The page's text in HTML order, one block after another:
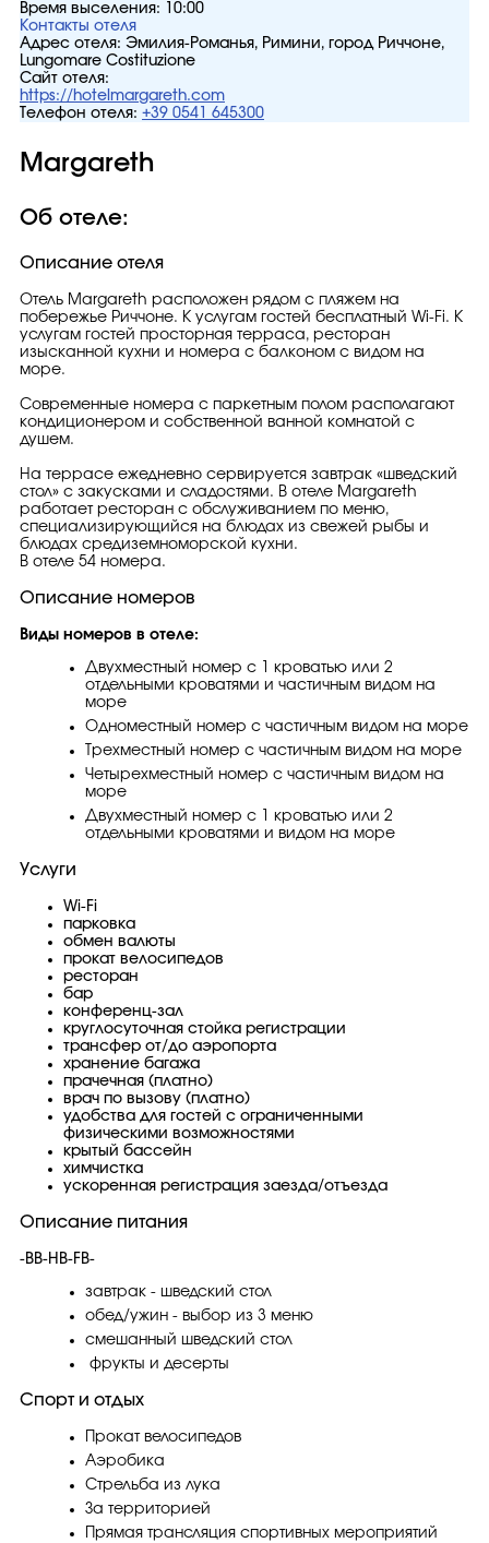
Время выселения:
10:00
Контакты отеля
Адрес отеля: Эмилия-Романья, Римини, город Риччоне,
Lungomare Costituzione
Сайт отеля:
https://hotelmargareth.com
Телефон отеля: +39 0541 645300
Margareth
Об отеле:
Описание отеля
Отель Margareth расположен рядом с пляжем на
побережье Риччоне. К услугам гостей бесплатный Wi-Fi. К
услугам гостей просторная терраса, ресторан
изысканной кухни и номера с балконом с видом на
море.
Современные номера с паркетным полом располагают
кондиционером и собственной ванной комнатой с
душем.
На террасе ежедневно сервируется завтрак «шведский
стол» с закусками и сладостями. В отеле Margareth
работает ресторан с обслуживанием по меню,
специализирующийся на блюдах из свежей рыбы и
блюдах средиземноморской кухни.
В отеле 54 номера.
Описание номеров
Виды номеров в отеле:
Двухместный номер с 1 кроватью или 2
отдельными кроватями и частичным видом на
море
Одноместный номер с частичным видом на море
Трехместный номер с частичным видом на море
Четырехместный номер с частичным видом на
море
Двухместный номер с 1 кроватью или 2
отдельными кроватями и видом на море
Услуги
Wi-Fi
парковка
обмен валюты
прокат велосипедов
ресторан
бар
конференц-зал
круглосуточная стойка регистрации
трансфер от/до аэропорта
хранение багажа
прачечная (платно)
врач по вызову (платно)
удобства для гостей с ограниченными
физическими возможностями
крытый бассейн
химчистка
ускоренная регистрация заезда/отъезда
Описание питания
-BB-HB-FB-
завтрак - шведский стол
обед/ужин - выбор из 3 меню
смешанный шведский стол
фрукты и десерты
Спорт и отдых
Прокат велосипедов
Аэробика
Стрельба из лука
За территорией
Прямая трансляция спортивных мероприятий